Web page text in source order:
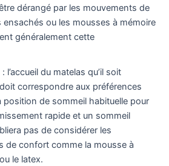
dérangé par les mouvements de
ensachés ou les mousses à mémoire
généralement cette
: l’accueil du matelas qu’il soit
correspondre aux préférences
position de sommeil habituelle pour
rapide et un sommeil
pas de considérer les
de confort comme la mousse à
le latex.